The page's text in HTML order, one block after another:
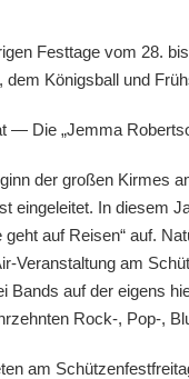
Festtage vom 28.
dem Königsball und
— Die „Jemma
der großen Kirmes
eingeleitet. In diesem
geht auf Reisen“ auf.
Veranstaltung am
Bands auf der eigens
Rock-, Pop-,
am